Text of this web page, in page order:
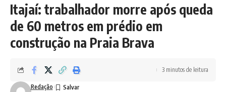
Itajaí: trabalhador morre após queda
de 60 metros em prédio em
construção na Praia Brava
Redação
3 minutos de leitura